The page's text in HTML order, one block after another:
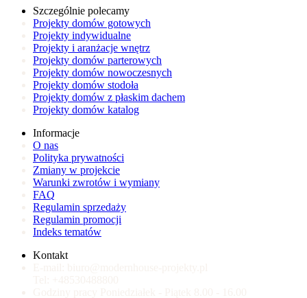
Szczególnie polecamy
Projekty domów gotowych
Projekty indywidualne
Projekty i aranżacje wnętrz
Projekty domów parterowych
Projekty domów nowoczesnych
Projekty domów stodoła
Projekty domów z płaskim dachem
Projekty domów katalog
Informacje
O nas
Polityka prywatności
Zmiany w projekcie
Warunki zwrotów i wymiany
FAQ
Regulamin sprzedaży
Regulamin promocji
Indeks tematów
Kontakt